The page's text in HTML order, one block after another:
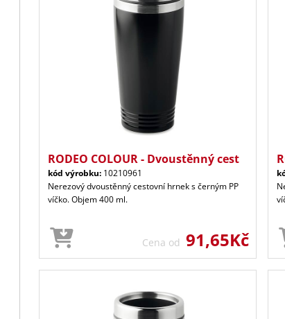
RODEO COLOUR - Dvoustěnný cest
kód výrobku: 10210961
Nerezový dvoustěnný cestovní hrnek s černým PP
víčko. Objem 400 ml.
Cena od 91,65Kč